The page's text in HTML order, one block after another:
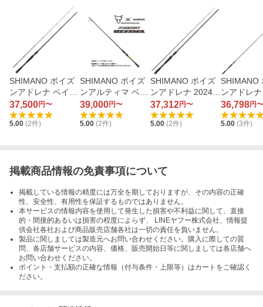
SHIMANO ポイズ
ンアドレナ ベイト
2026 170L-BFS/2
37,500円〜
5.00 (2件)
SHIMANO ポイズ
ンアルティマ ベイ
トキャスティング
モデル 162L-S
39,000円〜
5.00 (2件)
SHIMANO ポイズ
ンアドレナ 2024 2
ピース 1610M-2
37,312円〜
5.00 (2件)
SHIMANO
ンアドレ
ピース
36,798円〜
5.00 (3件)
掲載商品情報の免責事項について
掲載している情報の精度には万全を期しておりますが、その内容の正確
性、安全性、有用性を保証するものではありません。
本サービスの情報内容を使用して発生した損害や不利益に関して、直接
的・間接的あるいは損害の程度によらず、 LINEヤフー株式会社、情報提
供会社各社および商品販売店舗各社は一切の責任を負いません。
製品に関しましては製造元へお問い合わせください。購入に際しての質
問、各店舗サービスの内容、価格、販売開始日等に関しましては各店舗へ
お問い合わせください。
ポイント・支払額の正確な情報（付与条件・上限等）はカートをご確認く
ださい。